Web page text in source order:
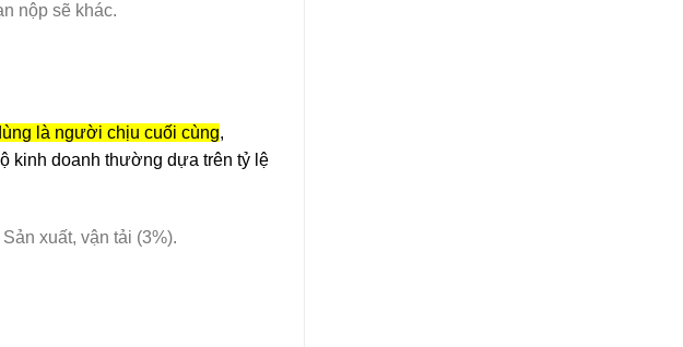
nộp sẽ khác.
là người chịu cuối cùng,
kinh doanh thường dựa trên tỷ lệ
xuất, vận tải (3%).